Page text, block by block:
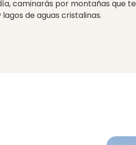
caminarás por montañas que
de aguas cristalinas.